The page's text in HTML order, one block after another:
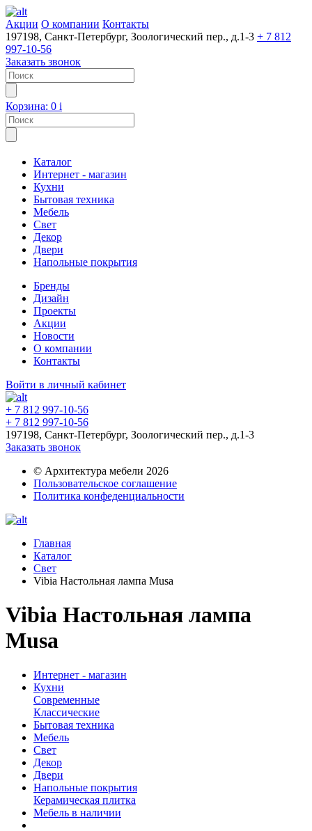
Акции О компании Контакты
197198, Санкт-Петербург, Зоологический пер., д.1-3 + 7 812
997-10-56
Заказать звонок
Корзина: 0 i
Каталог
Интернет - магазин
Кухни
Бытовая техника
Мебель
Свет
Декор
Двери
Напольные покрытия
Бренды
Дизайн
Проекты
Акции
Новости
О компании
Контакты
Войти в личный кабинет
+ 7 812 997-10-56
+ 7 812 997-10-56
197198, Санкт-Петербург, Зоологический пер., д.1-3
Заказать звонок
© Архитектура мебели 2026
Пользовательское соглашение
Политика конфеденциальности
Главная
Каталог
Свет
Vibia Настольная лампа Musa
Vibia Настольная лампа
Musa
Интернет - магазин
Кухни
Современные
Классические
Бытовая техника
Мебель
Свет
Декор
Двери
Напольные покрытия
Керамическая плитка
Мебель в наличии